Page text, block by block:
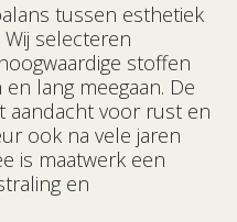
tussen esthetiek
selecteren
stoffen
lang meegaan. De
aandacht voor rust en
ook na vele jaren
is maatwerk een
en